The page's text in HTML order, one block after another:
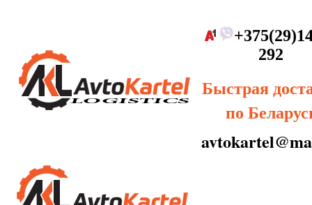
292
Быстрая
по